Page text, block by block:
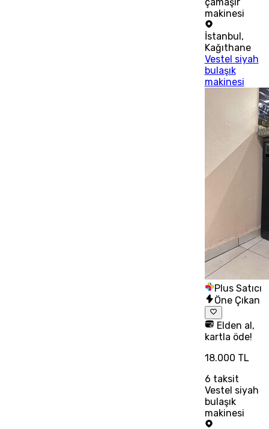
makinesi
İstanbul,
Kağıthane
Vestel siyah
bulaşık
makinesi
Plus Satıcı
Öne Çıkan
Elden al,
kartla öde!
18.000 TL
6 taksit
Vestel siyah
bulaşık
makinesi